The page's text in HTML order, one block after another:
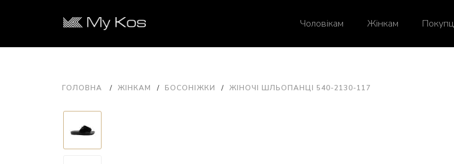
Чоловікам Жінкам
ГОЛОВНА ЖІНКАМ БОСОНІЖКИ ЖІНОЧІ ШЛЬОПАНЦІ 540-2130-117